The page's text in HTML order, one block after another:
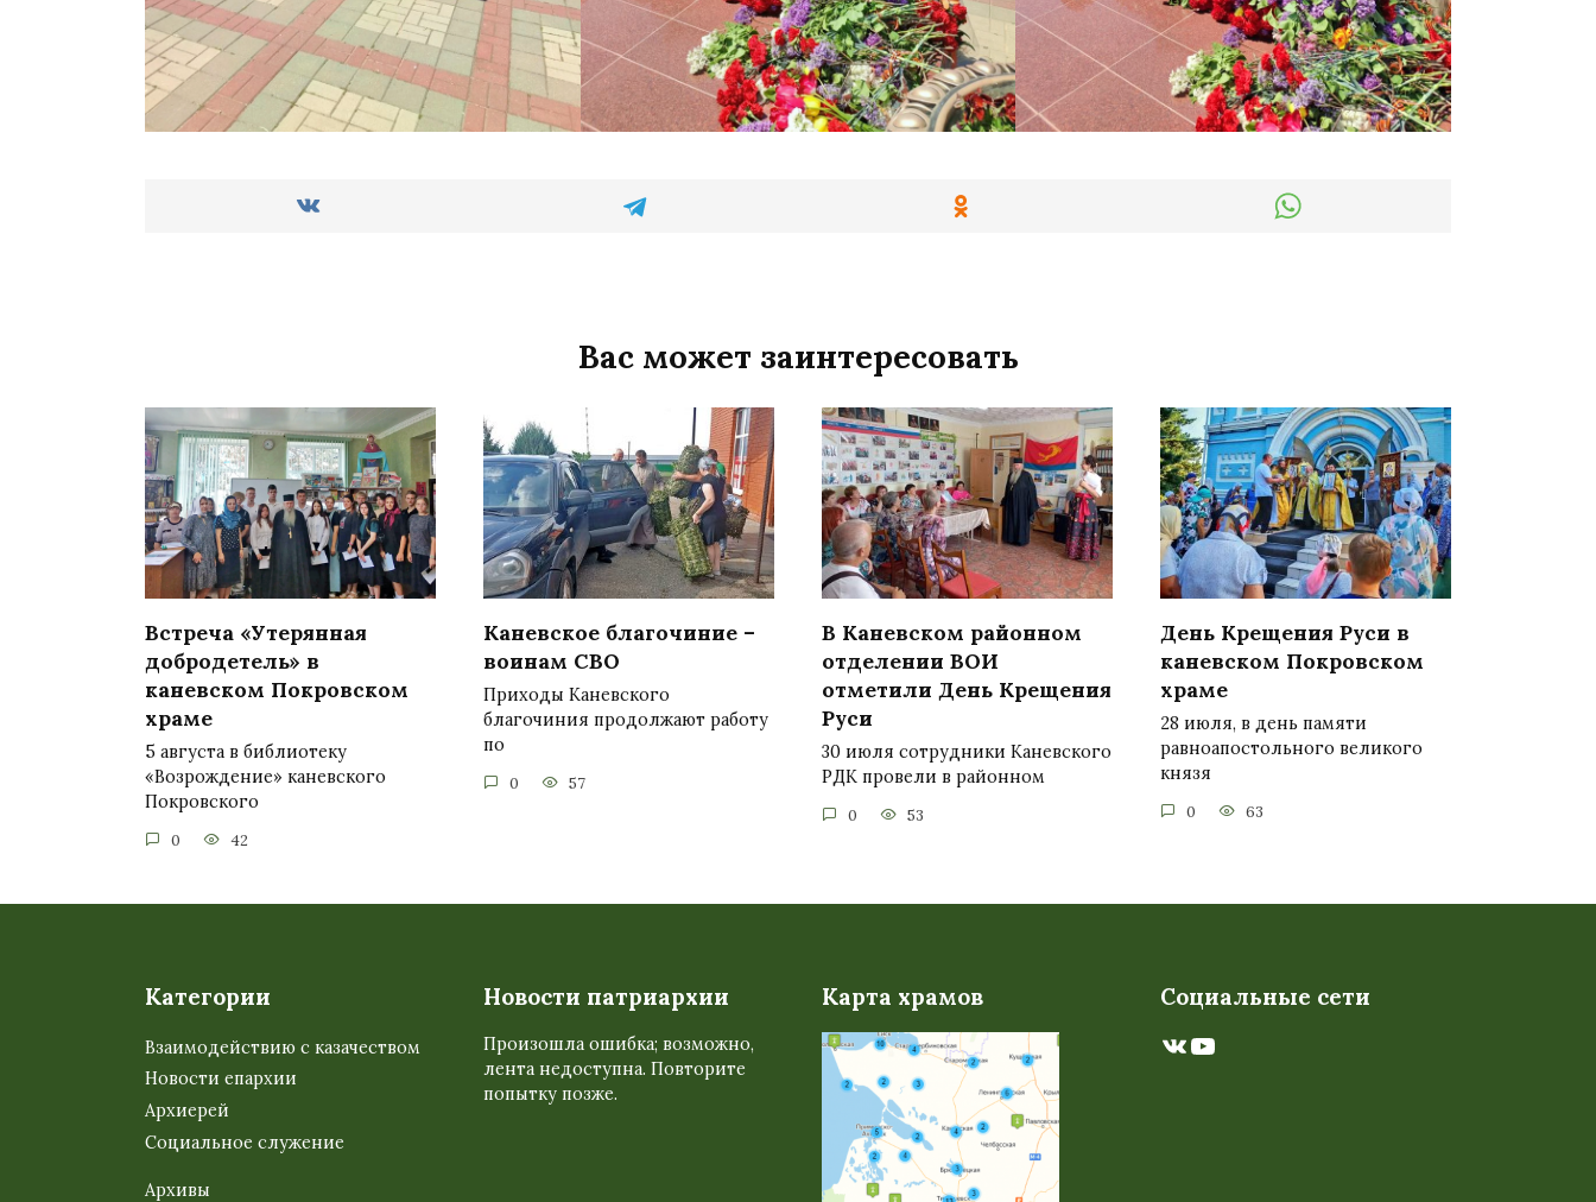
Вас может заинтересовать
Встреча «Утерянная
добродетель» в
каневском Покровском
храме
5 августа в библиотеку
«Возрождение» каневского
Покровского
0 42
Каневское благочиние –
воинам СВО
Приходы Каневского
благочиния продолжают работу
по
0 57
В Каневском районном
отделении ВОИ
отметили День Крещения
Руси
30 июля сотрудники Каневского
РДК провели в районном
0 53
День Крещения Руси в
каневском Покровском
храме
28 июля, в день памяти
равноапостольного великого
князя
0 63
Категории
Взаимодействию с казачеством
Новости епархии
Архиерей
Социальное служение
Архивы
Новости патриархии
Произошла ошибка; возможно,
лента недоступна. Повторите
попытку позже.
Карта храмов Социальные сети
ВКонтакте
YouTube